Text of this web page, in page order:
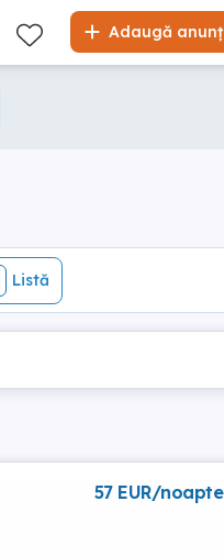
Adaugă anunț
Listă
Listă
57 EUR/noapte